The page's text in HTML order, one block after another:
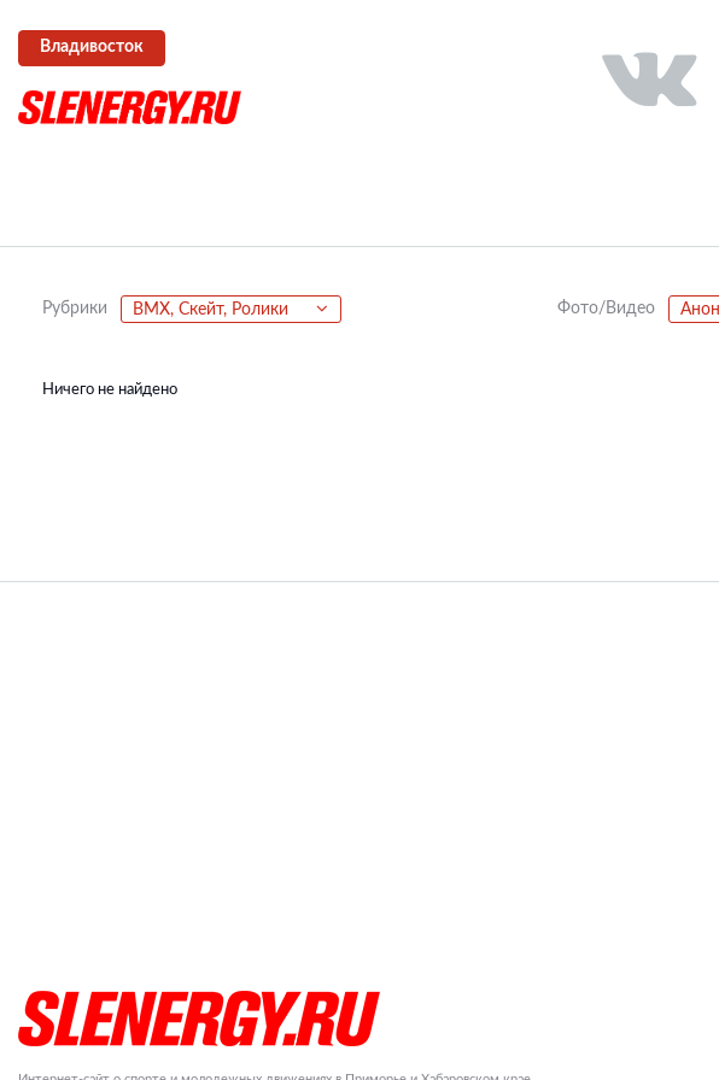
Владивосток
Рубрики BMX, Скейт, Ролики Фото/Видео
Ничего не найдено